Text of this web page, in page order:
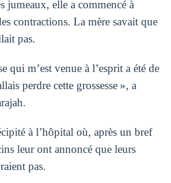
jumeaux, elle a commencé à
contractions. La mère savait que
pas.
qui m’est venue à l’esprit a été de
perdre cette grossesse », a
à l’hôpital où, après un bref
leur ont annoncé que leurs
pas.